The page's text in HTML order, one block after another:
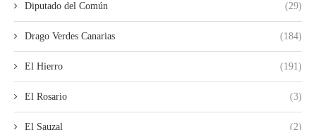
Diputado del Común (29)
Drago Verdes Canarias (184)
El Hierro (191)
El Rosario (3)
El Sauzal (2)